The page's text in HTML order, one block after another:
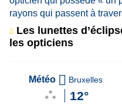
Les lunettes
les opticiens
Météo Bruxelles
12°